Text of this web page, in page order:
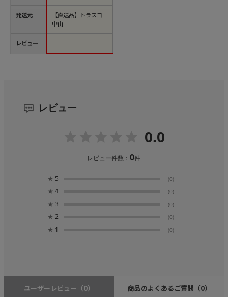
発送元
レビュー
【直送品】トラスコ
中山
レビュー
0.0
レビュー件数：0件
★ 5 (0)
★ 4 (0)
★ 3 (0)
★ 2 (0)
★ 1 (0)
ユーザーレビュー （0） 商品のよくあるご質問 （0）